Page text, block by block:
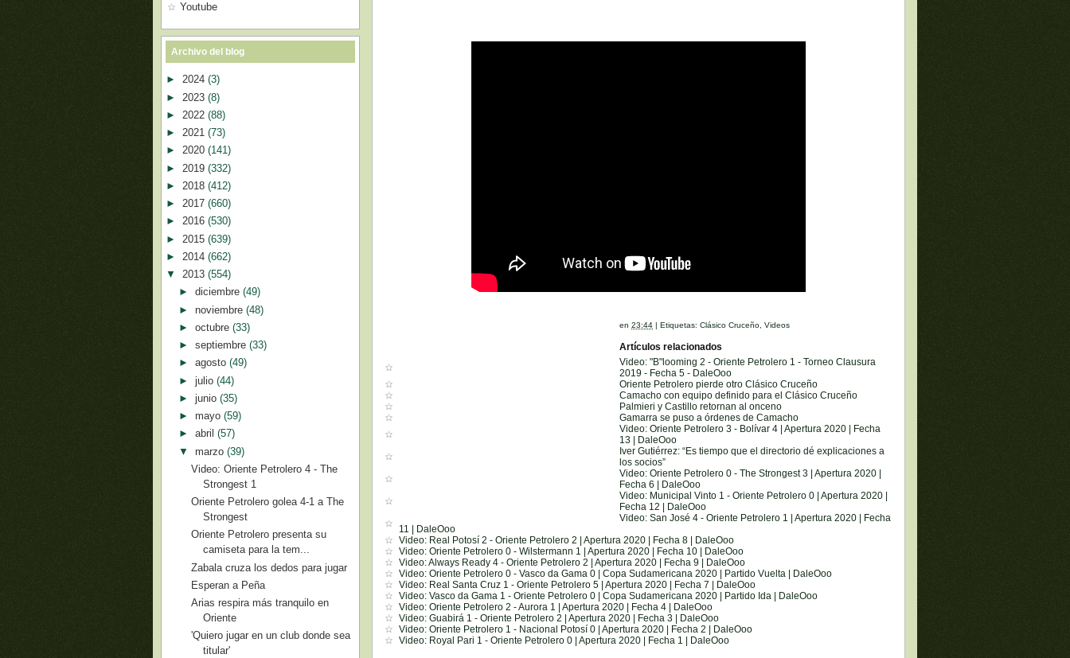
en23:44 |Etiquetas:Clásico Cruceño ,Videos
Artículos relacionados
Video: "B"looming 2 - Oriente Petrolero 1 - Torneo Clausura
2019 - Fecha 5 - DaleOoo
Oriente Petrolero pierde otro Clásico Cruceño
Camacho con equipo definido para el Clásico Cruceño
Palmieri y Castillo retornan al onceno
Gamarra se puso a órdenes de Camacho
Video: Oriente Petrolero 3 - Bolívar 4 | Apertura 2020 | Fecha
13 | DaleOoo
Iver Gutiérrez: “Es tiempo que el directorio dé explicaciones a
los socios”
Video: Oriente Petrolero 0 - The Strongest 3 | Apertura 2020 |
Fecha 6 | DaleOoo
Video: Municipal Vinto 1 - Oriente Petrolero 0 | Apertura 2020 |
Fecha 12 | DaleOoo
Video: San José 4 - Oriente Petrolero 1 | Apertura 2020 | Fecha
11 | DaleOoo
Video: Real Potosí 2 - Oriente Petrolero 2 | Apertura 2020 | Fecha 8 | DaleOoo
Video: Oriente Petrolero 0 - Wilstermann 1 | Apertura 2020 | Fecha 10 | DaleOoo
Video: Always Ready 4 - Oriente Petrolero 2 | Apertura 2020 | Fecha 9 | DaleOoo
Video: Oriente Petrolero 0 - Vasco da Gama 0 | Copa Sudamericana 2020 | Partido Vuelta | DaleOoo
Video: Real Santa Cruz 1 - Oriente Petrolero 5 | Apertura 2020 | Fecha 7 | DaleOoo
Video: Vasco da Gama 1 - Oriente Petrolero 0 | Copa Sudamericana 2020 | Partido Ida | DaleOoo
Video: Oriente Petrolero 2 - Aurora 1 | Apertura 2020 | Fecha 4 | DaleOoo
Video: Guabirá 1 - Oriente Petrolero 2 | Apertura 2020 | Fecha 3 | DaleOoo
Video: Oriente Petrolero 1 - Nacional Potosí 0 | Apertura 2020 | Fecha 2 | DaleOoo
Video: Royal Pari 1 - Oriente Petrolero 0 | Apertura 2020 | Fecha 1 | DaleOoo
Youtube
Archivo del blog
► 2024 (3)
► 2023 (8)
► 2022 (88)
► 2021 (73)
► 2020 (141)
► 2019 (332)
► 2018 (412)
► 2017 (660)
► 2016 (530)
► 2015 (639)
► 2014 (662)
▼ 2013 (554)
► diciembre (49)
► noviembre (48)
► octubre (33)
► septiembre (33)
► agosto (49)
► julio (44)
► junio (35)
► mayo (59)
► abril (57)
▼ marzo (39)
Video: Oriente Petrolero 4 - The
Strongest 1
Oriente Petrolero golea 4-1 a The
Strongest
Oriente Petrolero presenta su
camiseta para la tem...
Zabala cruza los dedos para jugar
Esperan a Peña
Arias respira más tranquilo en
Oriente
'Quiero jugar en un club donde sea
titular'